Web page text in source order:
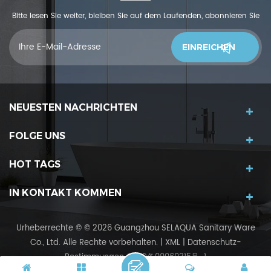
Bitte lesen Sie weiter, bleiben Sie auf dem Laufenden, abonnieren Sie
und wir begrüßen Sie, uns was zu sagendu denkst
NEUESTEN NACHRICHTEN
FOLGE UNS
HOT TAGS
IN KONTAKT KOMMEN
Urheberrechte © © 2026 Guangzhou SELAQUA Sanitary Ware
Co., Ltd. Alle Rechte vorbehalten. | XML| Datenschutz-
Bestimmungen粤ICP备09069315号-1